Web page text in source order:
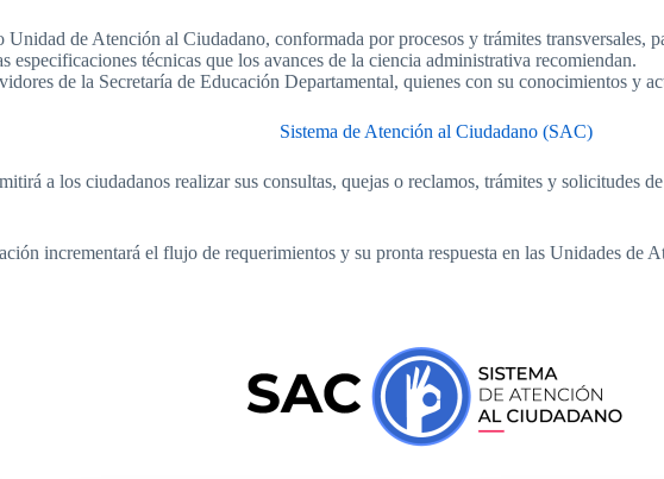
de Atención al Ciudadano, conformada por procesos y trámites transversales,
especificaciones técnicas que los avances de la ciencia administrativa recomiendan.
de la Secretaría de Educación Departamental, quienes con su conocimientos y
Sistema de Atención al Ciudadano (SAC)
a los ciudadanos realizar sus consultas, quejas o reclamos, trámites y solicitudes
incrementará el flujo de requerimientos y su pronta respuesta en las Unidades de